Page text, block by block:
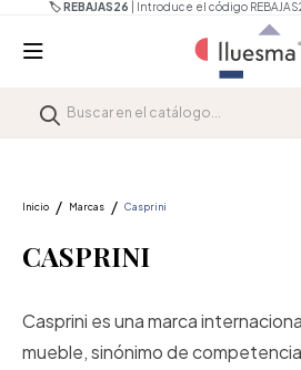
🏷️ REBAJAS26 | Introduce el código
Inicio Marcas Casprini
CASPRINI
Casprini es una marca
mueble, sinónimo de